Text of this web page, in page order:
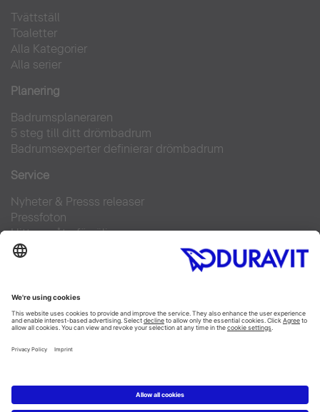
Tvättställ
Toaletter
Alla Kategorier
Alla serier
Planering
Badrumsplaneraren
5 steg till ditt drömbadrum
Badrumsexperter definierar drömbadrum
Service
Nyheter & Presss releaser
Pressfoton
Hitta en återförsäljare
FAQs
Facebook
Instagram
Pinterest
Flickr
Linked In
Copyright © 2026 Duravit AG